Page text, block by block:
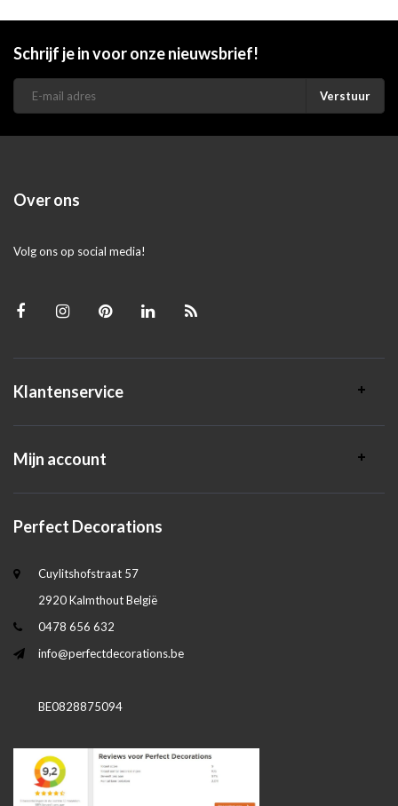
Schrijf je in voor onze nieuwsbrief!
Verstuur
Over ons
Volg ons op social media!
Klantenservice
Mijn account
Perfect Decorations
Cuylitshofstraat 57
2920 Kalmthout België
0478 656 632
info@perfectdecorations.be
BE0828875094